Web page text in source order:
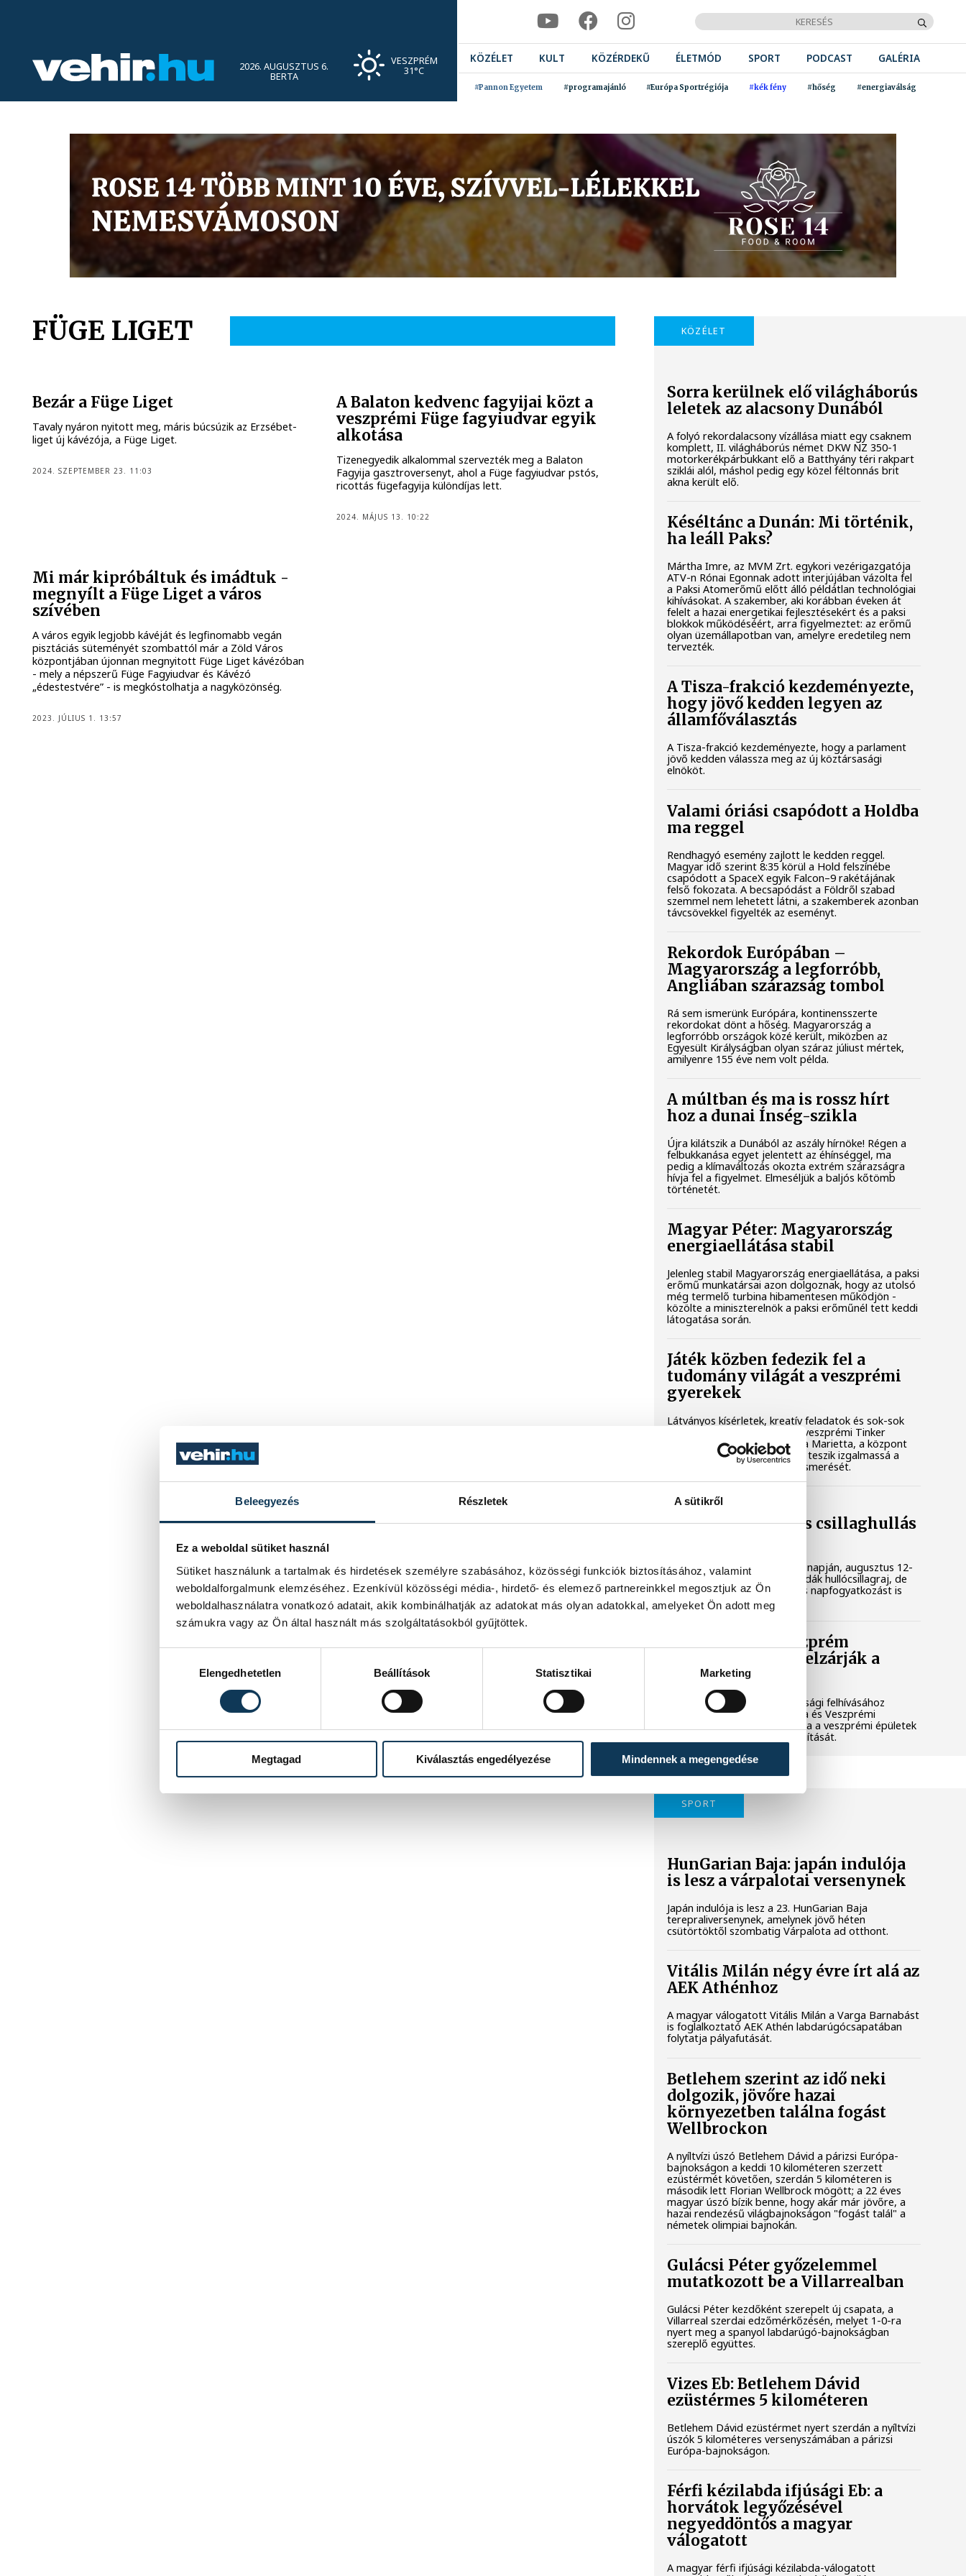
Beleegyezés Részletek A sütikről
Ez a weboldal sütiket használ
Sütiket használunk a tartalmak és hirdetések személyre szabásához, közösségi funkciók biztosításához, valamint
weboldalforgalmunk elemzéséhez. Ezenkívül közösségi média-, hirdető- és elemező partnereinkkel megosztjuk az Ön
weboldalhasználatra vonatkozó adatait, akik kombinálhatják az adatokat más olyan adatokkal, amelyeket Ön adott meg
számukra vagy az Ön által használt más szolgáltatásokból gyűjtöttek.
Elengedhetetlen
Beállítások Statisztikai Marketing
Megtagad Kiválasztás engedélyezése Mindennek a megengedése
2026. AUGUSZTUS 6.
BERTA
VESZPRÉM
31°C
KÖZÉLET KULT KÖZÉRDEKŰ ÉLETMÓD SPORT PODCAST GALÉRIA
#Pannon Egyetem #programajánló #Európa Sportrégiója #kék fény #hőség #energiaválság
FÜGE LIGET
Bezár a Füge Liget
Tavaly nyáron nyitott meg, máris búcsúzik az Erzsébet-
liget új kávézója, a Füge Liget.
2024. SZEPTEMBER 23. 11:03
A Balaton kedvenc fagyijai közt a
veszprémi Füge fagyiudvar egyik
alkotása
Tizenegyedik alkalommal szervezték meg a Balaton
Fagyija gasztroversenyt, ahol a Füge fagyiudvar pstós,
ricottás fügefagyija különdíjas lett.
2024. MÁJUS 13. 10:22
Mi már kipróbáltuk és imádtuk -
megnyílt a Füge Liget a város
szívében
A város egyik legjobb kávéját és legfinomabb vegán
pisztáciás süteményét szombattól már a Zöld Város
központjában újonnan megnyitott Füge Liget kávézóban
- mely a népszerű Füge Fagyiudvar és Kávézó
„édestestvére” - is megkóstolhatja a nagyközönség.
2023. JÚLIUS 1. 13:57
KÖZÉLET
Sorra kerülnek elő világháborús
leletek az alacsony Dunából
A folyó rekordalacsony vízállása miatt egy csaknem
komplett, II. világháborús német DKW NZ 350-1
motorkerékpárbukkant elő a Batthyány téri rakpart
sziklái alól, máshol pedig egy közel féltonnás brit
akna került elő.
Késéltánc a Dunán: Mi történik,
ha leáll Paks?
Mártha Imre, az MVM Zrt. egykori vezérigazgatója
ATV-n Rónai Egonnak adott interjújában vázolta fel
a Paksi Atomerőmű előtt álló példátlan technológiai
kihívásokat. A szakember, aki korábban éveken át
felelt a hazai energetikai fejlesztésekért és a paksi
blokkok működéséért, arra figyelmeztet: az erőmű
olyan üzemállapotban van, amelyre eredetileg nem
tervezték.
A Tisza-frakció kezdeményezte,
hogy jövő kedden legyen az
államfőválasztás
A Tisza-frakció kezdeményezte, hogy a parlament
jövő kedden válassza meg az új köztársasági
elnököt.
Valami óriási csapódott a Holdba
ma reggel
Rendhagyó esemény zajlott le kedden reggel.
Magyar idő szerint 8:35 körül a Hold felszínébe
csapódott a SpaceX egyik Falcon–9 rakétájának
felső fokozata. A becsapódást a Földről szabad
szemmel nem lehetett látni, a szakemberek azonban
távcsövekkel figyelték az eseményt.
Rekordok Európában –
Magyarország a legforróbb,
Angliában szárazság tombol
Rá sem ismerünk Európára, kontinensszerte
rekordokat dönt a hőség. Magyarország a
legforróbb országok közé került, miközben az
Egyesült Királyságban olyan száraz júliust mértek,
amilyenre 155 éve nem volt példa.
A múltban és ma is rossz hírt
hoz a dunai Ínség-szikla
Újra kilátszik a Dunából az aszály hírnöke! Régen a
felbukkanása egyet jelentett az éhínséggel, ma
pedig a klímaváltozás okozta extrém szárazságra
hívja fel a figyelmet. Elmeséljük a baljós kőtömb
történetét.
Magyar Péter: Magyarország
energiaellátása stabil
Jelenleg stabil Magyarország energiaellátása, a paksi
erőmű munkatársai azon dolgoznak, hogy az utolsó
még termelő turbina hibamentesen működjön -
közölte a miniszterelnök a paksi erőműnél tett keddi
látogatása során.
Játék közben fedezik fel a
tudomány világát a veszprémi
gyerekek
Látványos kísérletek, kreatív feladatok és sok-sok
élmény várja a gyerekeket a veszprémi Tinker
Labsben. Videónkban Balassa Marietta, a központ
vezetője mutatja be, hogyan teszik izgalmassá a
természettudományok megismerését.
Augusztus 12-én
napfogyatkozás és csillaghullás
Az év legsűrűbb csillagászati napján, augusztus 12-
én éjjel tetőzik majd a Perseidák hullócsillagraj, de
ugyanezen a napon részleges napfogyatkozást is
meg lehet majd figyelni.
Lekapcsolják Veszprém
díszkivilágítását, elzárják a
szökőkutakat
A kormány energiatakarékossági felhívásához
csatlakozva Veszprém városa és Veszprémi
Főegyházmegye is lekapcsolta a veszprémi épületek
és nevezetességek díszkivilágítását.
SPORT
HunGarian Baja: japán indulója
is lesz a várpalotai versenynek
Japán indulója is lesz a 23. HunGarian Baja
terepraliversenynek, amelynek jövő héten
csütörtöktől szombatig Várpalota ad otthont.
Vitális Milán négy évre írt alá az
AEK Athénhoz
A magyar válogatott Vitális Milán a Varga Barnabást
is foglalkoztató AEK Athén labdarúgócsapatában
folytatja pályafutását.
Betlehem szerint az idő neki
dolgozik, jövőre hazai
környezetben találna fogást
Wellbrockon
A nyíltvízi úszó Betlehem Dávid a párizsi Európa-
bajnokságon a keddi 10 kilométeren szerzett
ezüstérmét követően, szerdán 5 kilométeren is
második lett Florian Wellbrock mögött; a 22 éves
magyar úszó bízik benne, hogy akár már jövőre, a
hazai rendezésű világbajnokságon "fogást talál" a
németek olimpiai bajnokán.
Gulácsi Péter győzelemmel
mutatkozott be a Villarrealban
Gulácsi Péter kezdőként szerepelt új csapata, a
Villarreal szerdai edzőmérkőzésén, melyet 1-0-ra
nyert meg a spanyol labdarúgó-bajnokságban
szereplő együttes.
Vizes Eb: Betlehem Dávid
ezüstérmes 5 kilométeren
Betlehem Dávid ezüstérmet nyert szerdán a nyíltvízi
úszók 5 kilométeres versenyszámában a párizsi
Európa-bajnokságon.
Férfi kézilabda ifjúsági Eb: a
horvátok legyőzésével
negyeddöntős a magyar
válogatott
A magyar férfi ifjúsági kézilabda-válogatott